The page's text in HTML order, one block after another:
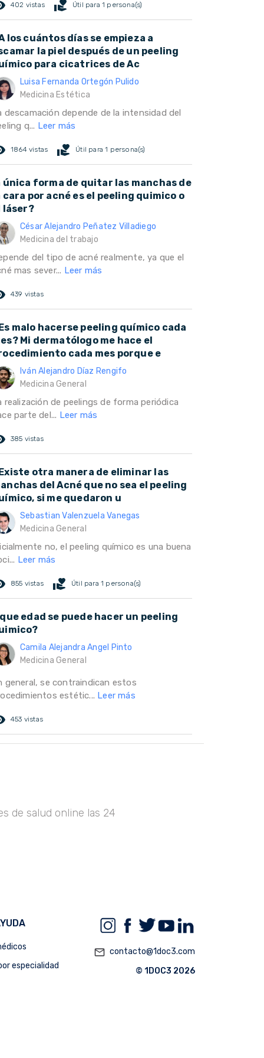
402 vistas volunteer_activism Útil para 1 persona(s)
los cuántos días se empieza a
la piel después de un peeling
para cicatrices de Ac
Luisa Fernanda Ortegón Pulido
Medicina Estética
descamación depende de la intensidad del
q... Leer más
1864 vistas volunteer_activism Útil para 1 persona(s)
única forma de quitar las manchas de
cara por acné es el peeling quimico o
láser?
César Alejandro Peñatez Villadiego
Medicina del trabajo
del tipo de acné realmente, ya que el
mas sever... Leer más
439 vistas
malo hacerse peeling químico cada
Mi dermatólogo me hace el
cada mes porque e
Iván Alejandro Díaz Rengifo
Medicina General
realización de peelings de forma periódica
parte del... Leer más
385 vistas
otra manera de eliminar las
del Acné que no sea el peeling
si me quedaron u
Sebastian Valenzuela Vanegas
Medicina General
no, el peeling químico es una buena
Leer más
855 vistas volunteer_activism Útil para 1 persona(s)
edad se puede hacer un peeling
Camila Alejandra Angel Pinto
Medicina General
general, se contraindican estos
estétic... Leer más
453 vistas
de salud online las 24
especialidad
mail_outline contacto@1doc3.com
© 1DOC3 2026